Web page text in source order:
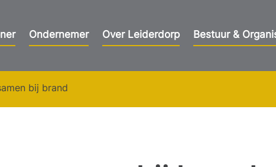
Ondernemer Over Leiderdorp Bestuur &
bij brand